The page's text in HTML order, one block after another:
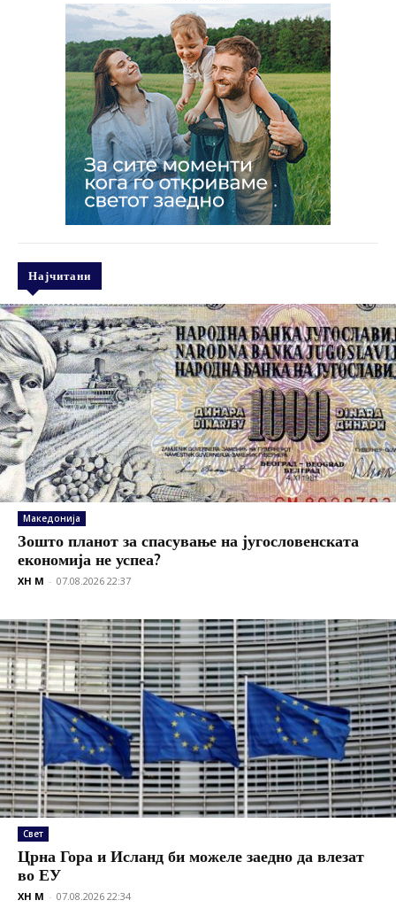
Најчитани
Македонија
Зошто планот за спасување на југословенската
економија не успеа?
XH M - 07.08.2026 22:37
Свет
Црна Гора и Исланд би можеле заедно да влезат
во ЕУ
XH M - 07.08.2026 22:34